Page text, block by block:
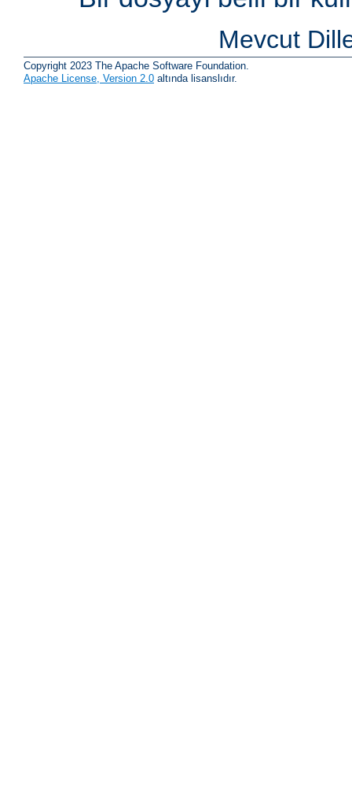
Mevcut
Copyright 2023 The Apache Software Foundation.
Apache License, Version 2.0 altında lisanslıdır.